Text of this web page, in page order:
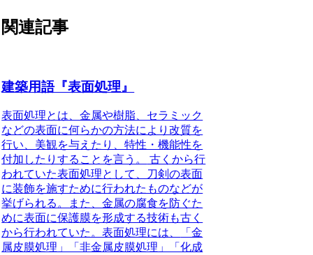
関連記事
建築用語『表面処理』
表面処理とは、金属や樹脂、セラミック
などの表面に何らかの方法により改質を
行い、美観を与えたり、特性・機能性を
付加したりすることを言う。
古くから行
われていた表面処理として、刀剣の表面
に装飾を施すために行われたものなどが
挙げられる。また、金属の腐食を防ぐた
めに表面に保護膜を形成する技術も古く
から行われていた。表面処理には、
「金
属皮膜処理」「非金属皮膜処理」「化成